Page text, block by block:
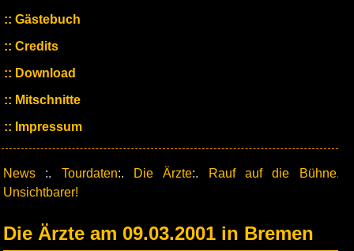
Gästebuch
Credits
Download
Mitschnitte
Impressum
News :. Tourdaten:. Die Ärzte:.
Rauf auf die Bühne,
Unsichtbarer!
Die Ärzte am 09.03.2001 in Bremen